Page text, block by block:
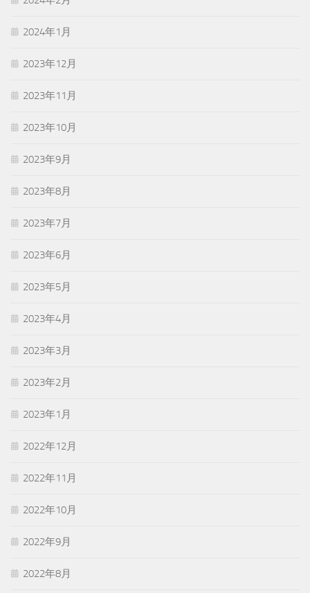
2024年1月
2023年12月
2023年11月
2023年10月
2023年9月
2023年8月
2023年7月
2023年6月
2023年5月
2023年4月
2023年3月
2023年2月
2023年1月
2022年12月
2022年11月
2022年10月
2022年9月
2022年8月